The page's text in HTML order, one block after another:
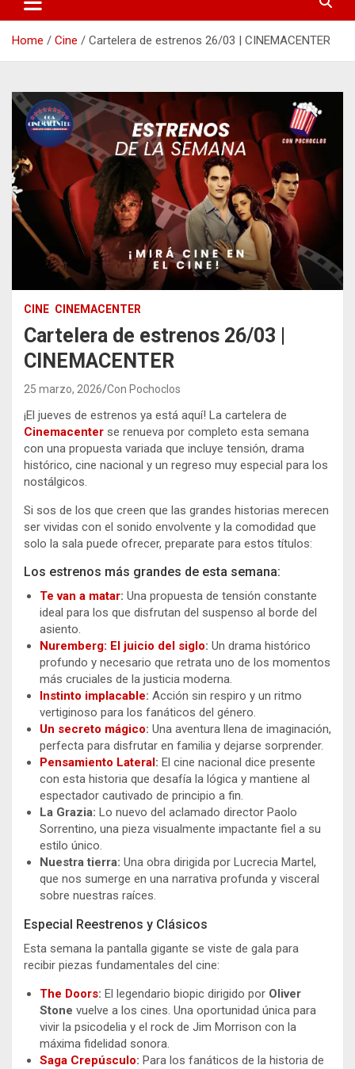
Home Cine Cartelera de estrenos 26/03 | CINEMACENTER
CINE CINEMACENTER
Cartelera de estrenos 26/03 |
CINEMACENTER
25 marzo, 2026 Con Pochoclos
¡El jueves de estrenos ya está aquí! La cartelera de
Cinemacenter se renueva por completo esta semana
con una propuesta variada que incluye tensión, drama
histórico, cine nacional y un regreso muy especial para los
nostálgicos.
Si sos de los que creen que las grandes historias merecen
ser vividas con el sonido envolvente y la comodidad que
solo la sala puede ofrecer, preparate para estos títulos:
Los estrenos más grandes de esta semana:
Te van a matar: Una propuesta de tensión constante
ideal para los que disfrutan del suspenso al borde del
asiento.
Nuremberg: El juicio del siglo: Un drama histórico
profundo y necesario que retrata uno de los momentos
más cruciales de la justicia moderna.
Instinto implacable: Acción sin respiro y un ritmo
vertiginoso para los fanáticos del género.
Un secreto mágico: Una aventura llena de imaginación,
perfecta para disfrutar en familia y dejarse sorprender.
Pensamiento Lateral : El cine nacional dice presente
con esta historia que desafía la lógica y mantiene al
espectador cautivado de principio a fin.
La Grazia: Lo nuevo del aclamado director Paolo
Sorrentino, una pieza visualmente impactante fiel a su
estilo único.
Nuestra tierra: Una obra dirigida por Lucrecia Martel,
que nos sumerge en una narrativa profunda y visceral
sobre nuestras raíces.
Especial Reestrenos y Clásicos
Esta semana la pantalla gigante se viste de gala para
recibir piezas fundamentales del cine:
The Doors: El legendario biopic dirigido por Oliver
Stone vuelve a los cines. Una oportunidad única para
vivir la psicodelia y el rock de Jim Morrison con la
máxima fidelidad sonora.
Saga Crepúsculo: Para los fanáticos de la historia de